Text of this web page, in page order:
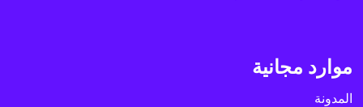
موارد مجانية
المدونة